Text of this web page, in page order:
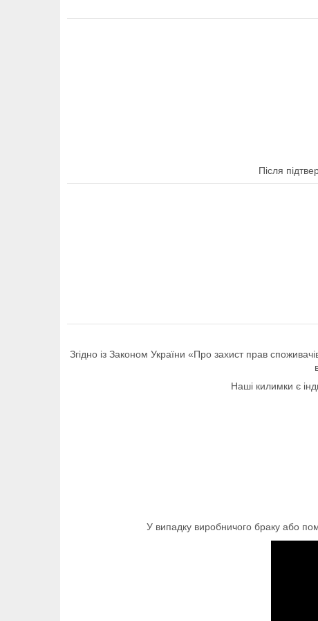
Після
Згідно із Законом України «Про захист прав
Наші килимки є
У випадку виробничого браку або